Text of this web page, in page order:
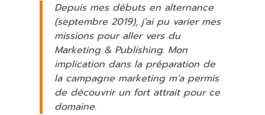
Depuis mes débuts en alternance
(septembre 2019), j’ai pu varier mes
missions pour aller vers du
Marketing & Publishing. Mon
implication dans la préparation de
la campagne marketing m’a permis
de découvrir un fort attrait pour ce
domaine.